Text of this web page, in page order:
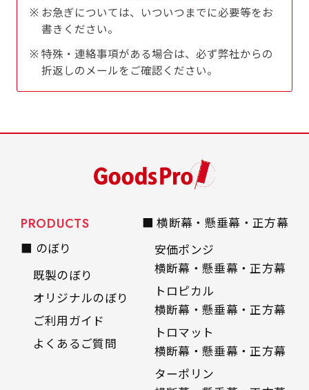
お急ぎについては、いついつまでに必要等をお
書きください。
特殊・連絡事項がある場合は、必ず弊社からの
折返しのメールをご確認ください。
PRODUCTS
■ のぼり
既製のぼり
オリジナルのぼり
ご利用ガイド
よくあるご質問
■ 横断幕・懸垂幕・正方幕
安価ポンジ
横断幕・懸垂幕・正方幕
トロピカル
横断幕・懸垂幕・正方幕
トロマット
横断幕・懸垂幕・正方幕
ターポリン